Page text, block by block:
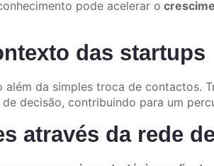
pode acelerar o
das startups
além da simples troca de contactos.
decisão, contribuindo para um
através da rede